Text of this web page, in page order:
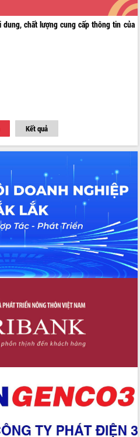
chất lượng cung cấp thông tin của
Kết quả